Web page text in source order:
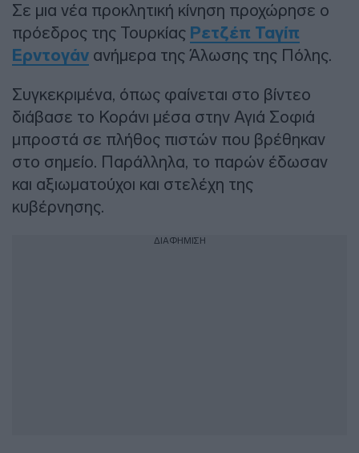
Σε μια νέα προκλητική κίνηση προχώρησε ο
πρόεδρος της Τουρκίας Ρετζέπ Ταγίπ
Ερντογάν ανήμερα της Άλωσης της Πόλης.
Συγκεκριμένα, όπως φαίνεται στο βίντεο
διάβασε το Κοράνι μέσα στην Αγιά Σοφιά
μπροστά σε πλήθος πιστών που βρέθηκαν
στο σημείο. Παράλληλα, το παρών έδωσαν
και αξιωματούχοι και στελέχη της
κυβέρνησης.
ΔΙΑΦΗΜΙΣΗ